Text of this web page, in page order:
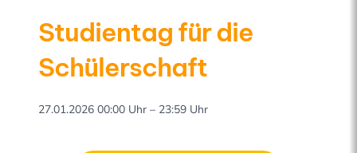
Studientag für die
Schülerschaft
27.01.2026 00:00 Uhr – 23:59 Uhr